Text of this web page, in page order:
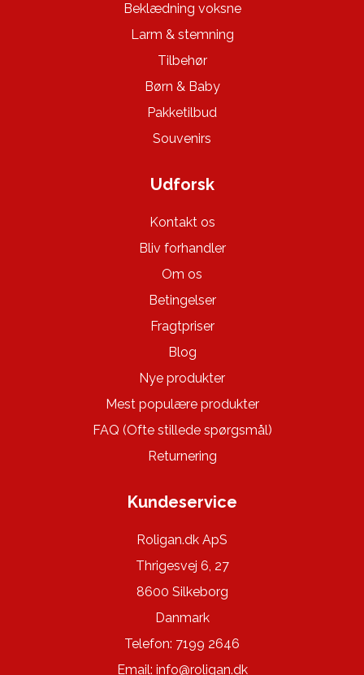
Beklædning voksne
Larm & stemning
Tilbehør
Børn & Baby
Pakketilbud
Souvenirs
Udforsk
Kontakt os
Bliv forhandler
Om os
Betingelser
Fragtpriser
Blog
Nye produkter
Mest populære produkter
FAQ (Ofte stillede spørgsmål)
Returnering
Kundeservice
Roligan.dk ApS
Thrigesvej 6, 27
8600 Silkeborg
Danmark
Telefon: 7199 2646
Email: info@roligan.dk